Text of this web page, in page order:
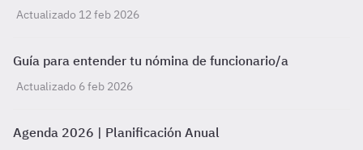
Actualizado 12 feb 2026
Guía para entender tu nómina de funcionario/a
Actualizado 6 feb 2026
Agenda 2026 | Planificación Anual